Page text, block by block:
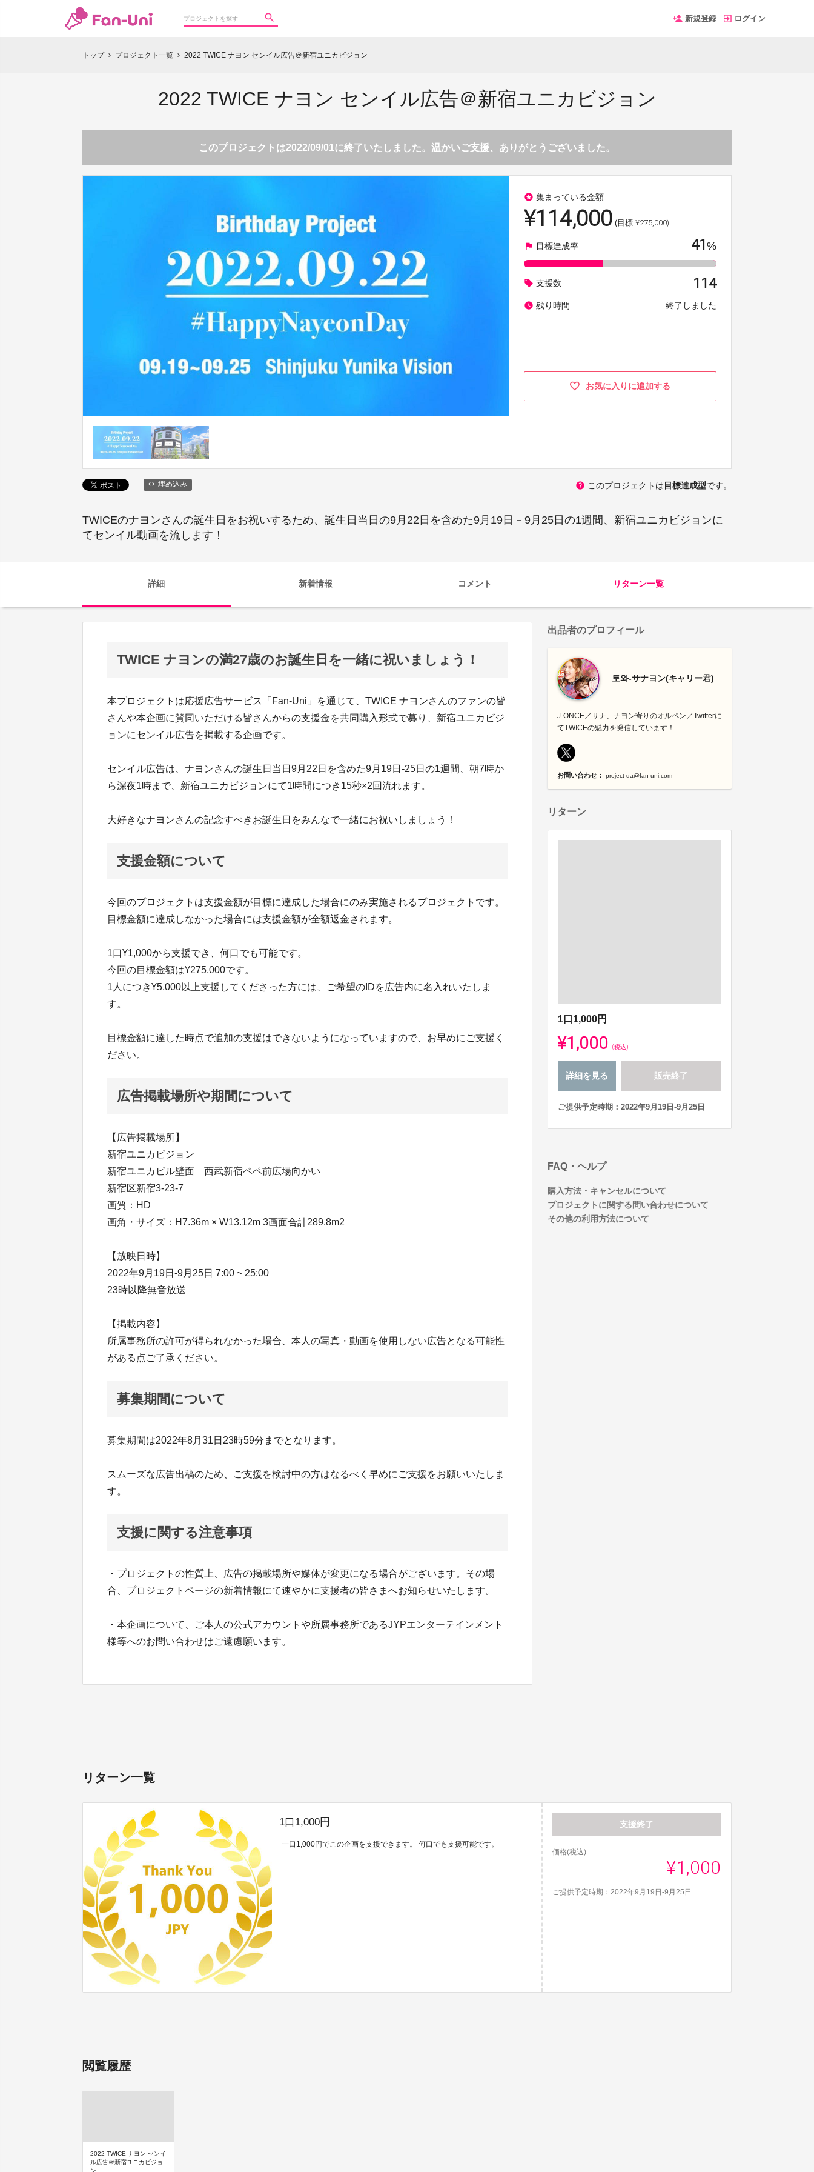
新規登録 ログイン
トップ chevron_right プロジェクト一覧 chevron_right 2022 TWICE ナヨン センイル広告＠新宿ユニカビジョン
2022 TWICE ナヨン センイル広告＠新宿ユニカビジョン
このプロジェクトは2022/09/01に終了いたしました。温かいご支援、ありがとうございました。
stars 集まっている金額
¥114,000 (目標 ¥275,000)
flag 目標達成率 41%
local_offer 支援数 114
watch_later 残り時間 終了しました
お気に入りに追加する
埋め込み help このプロジェクトは 目標達成型です。
TWICEのナヨンさんの誕生日をお祝いするため、誕生日当日の9月22日を含めた9月19日－9月25日の1週間、新宿ユニカビジョンに
てセンイル動画を流します！
詳細 新着情報 コメント リターン一覧
TWICE ナヨンの満27歳のお誕生日を一緒に祝いましょう！
本プロジェクトは応援広告サービス「Fan-Uni」を通じて、TWICE ナヨンさんのファンの皆
さんや本企画に賛同いただける皆さんからの支援金を共同購入形式で募り、新宿ユニカビジ
ョンにセンイル広告を掲載する企画です。
センイル広告は、ナヨンさんの誕生日当日9月22日を含めた9月19日-25日の1週間、朝7時か
ら深夜1時まで、新宿ユニカビジョンにて1時間につき15秒×2回流れます。
大好きなナヨンさんの記念すべきお誕生日をみんなで一緒にお祝いしましょう！
支援金額について
今回のプロジェクトは支援金額が目標に達成した場合にのみ実施されるプロジェクトです。
目標金額に達成しなかった場合には支援金額が全額返金されます。
1口¥1,000から支援でき、何口でも可能です。
今回の目標金額は¥275,000です。
1人につき¥5,000以上支援してくださった方には、ご希望のIDを広告内に名入れいたしま
す。
目標金額に達した時点で追加の支援はできないようになっていますので、お早めにご支援く
ださい。
広告掲載場所や期間について
【広告掲載場所】
新宿ユニカビジョン
新宿ユニカビル壁面 西武新宿ペペ前広場向かい
新宿区新宿3-23-7
画質：HD
画角・サイズ：H7.36m × W13.12m 3画面合計289.8m2
【放映日時】
2022年9月19日-9月25日 7:00 ~ 25:00
23時以降無音放送
【掲載内容】
所属事務所の許可が得られなかった場合、本人の写真・動画を使用しない広告となる可能性
がある点ご了承ください。
募集期間について
募集期間は2022年8月31日23時59分までとなります。
スムーズな広告出稿のため、ご支援を検討中の方はなるべく早めにご支援をお願いいたしま
す。
支援に関する注意事項
・プロジェクトの性質上、広告の掲載場所や媒体が変更になる場合がございます。その場
合、プロジェクトページの新着情報にて速やかに支援者の皆さまへお知らせいたします。
・本企画について、ご本人の公式アカウントや所属事務所であるJYPエンターテインメント
様等へのお問い合わせはご遠慮願います。
出品者のプロフィール
토와‐サナヨン(キャリー君)
J-ONCE／サナ、ナヨン寄りのオルペン／Twitterに
てTWICEの魅力を発信しています！
お問い合わせ： project-qa@fan-uni.com
リターン
1口1,000円
¥1,000 (税込)
詳細を見る 販売終了
ご提供予定時期：2022年9月19日-9月25日
FAQ・ヘルプ
購入方法・キャンセルについて
プロジェクトに関する問い合わせについて
その他の利用方法について
リターン一覧
1口1,000円
一口1,000円でこの企画を支援できます。 何口でも支援可能です。
支援終了
価格(税込)
¥1,000
ご提供予定時期：2022年9月19日-9月25日
閲覧履歴
2022 TWICE ナヨン センイ
ル広告＠新宿ユニカビジョ
ン